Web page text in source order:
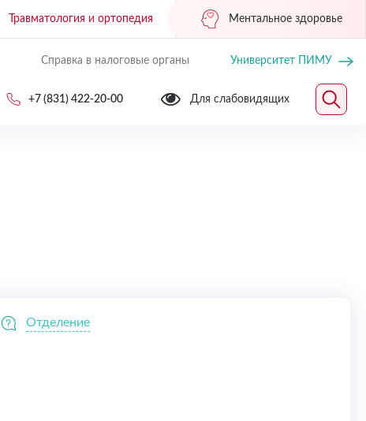
Травматология и ортопедия Ментальное здоровье
Справка в налоговые органы Университет ПИМУ
+7 (831) 422-20-00 Для слабовидящих
Отделение